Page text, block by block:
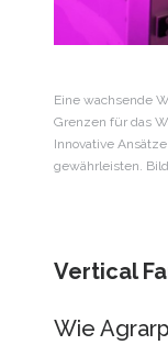
Eine wachsende
Grenzen für das
Innovative
gewährleisten.
Vertical
Wie